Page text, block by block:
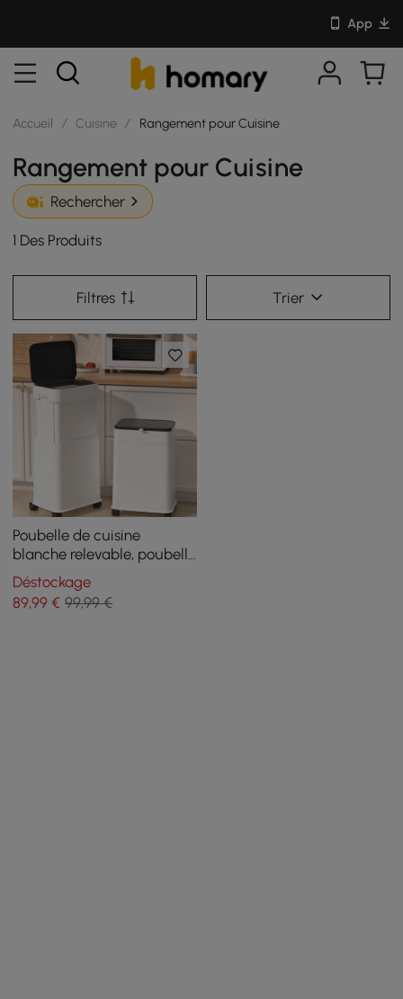
App
Accueil / Cuisine / Rangement pour Cuisine
Rangement pour Cuisine
Rechercher
1 Des Produits
Filtres Trier
Poubelle de cuisine
blanche relevable, poubelle
roulante avec couvercle
Déstockage
89,99 € 99,99 €